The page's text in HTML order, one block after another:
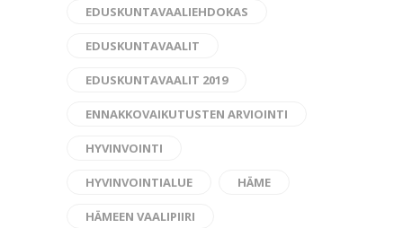
EDUSKUNTAVAALIEHDOKAS
EDUSKUNTAVAALIT
EDUSKUNTAVAALIT 2019
ENNAKKOVAIKUTUSTEN ARVIOINTI
HYVINVOINTI
HYVINVOINTIALUE HÄME
HÄMEEN VAALIPIIRI